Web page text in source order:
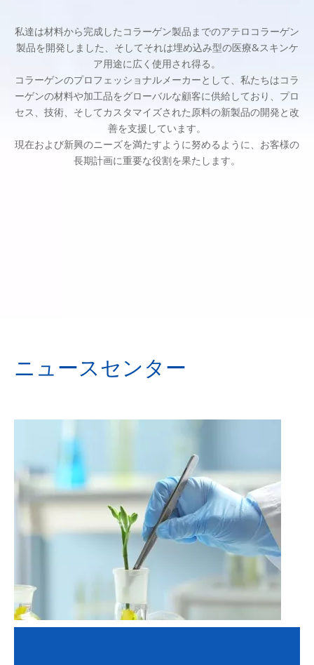
私達は材料から完成したコラーゲン製品までのアテロコラーゲン
製品を開発しました、そしてそれは埋め込み型の医療&スキンケ
ア用途に広く使用され得る。
コラーゲンのプロフェッショナルメーカーとして、私たちはコラ
ーゲンの材料や加工品をグローバルな顧客に供給しており、プロ
セス、技術、そしてカスタマイズされた原料の新製品の開発と改
善を支援しています。
現在および新興のニーズを満たすように努めるように、お客様の
長期計画に重要な役割を果たします。
ニュースセンター